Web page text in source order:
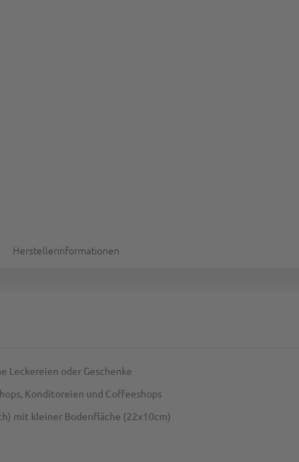
Herstellerinformationen
Leckereien oder Geschenke
Konditoreien und Coffeeshops
mit kleiner Bodenfläche (22x10cm)